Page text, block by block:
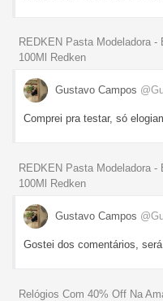
REDKEN Pasta Modeladora
100Ml Redken
Gustavo Campos
Comprei pra testar, só
REDKEN Pasta Modeladora
100Ml Redken
Gustavo Campos
Gostei dos comentários,
Relógios Com 40% Off Na